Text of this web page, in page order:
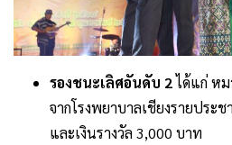
รองชนะเลิศอันดับ 2ได้แก่ หม
จากโรงพยาบาลเชียงรายประ
และเงินรางวัล 3,000 บาท